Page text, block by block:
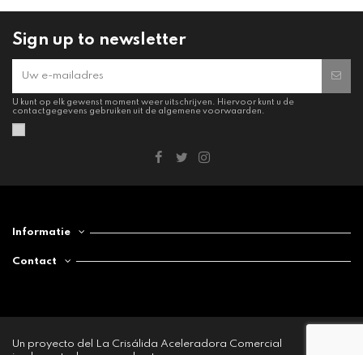
Sign up to newsletter
U kunt op elk gewenst moment weer uitschrijven. Hiervoor kunt u de
contactgegevens gebruiken uit de algemene voorwaarden.
Informatie
Contact
Un proyecto del La Crisálida Aceleradora Comercial